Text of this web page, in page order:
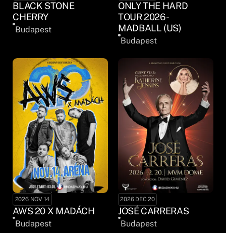
BLACK STONE
CHERRY
Budapest
ONLY THE HARD
TOUR 2026 -
MADBALL (US)
Budapest
2026 NOV 14
AWS 20 X MADÁCH
Budapest
2026 DEC 20
JOSÉ CARRERAS
Budapest